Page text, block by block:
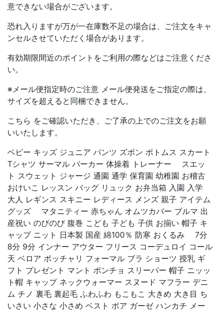
意できない場合がございます。
恐れ入りますが万が一在庫数不足の場合は、ご注文をキャ
ンセルさせていただく場合があります。
有効期限間近のポイントをご利用の際などはご注意くださ
い。
※メール便指定時のご注意 メール便発送をご指定の際は、
サイズを超えると同梱できません。
こちら をご確認いただき、ご了承の上でのご注文をお願
いいたします。
ベビー キッズ ジュニア パンツ ズボン ボトムス スカート
Tシャツ サーマル パーカー 体操着 トレーナー スエッ
ト スウェット ジャージ 通園 通学 保育園 幼稚園 お稽古
おけいこ レッスン バッグ リュック お弁当箱 入園 入学
大人 レギンス スキニー レディース メンズ 親子 アイテム
グッズ マタニティー 赤ちゃん オムツカバー ブルマ 出
産祝い のびのび 腹巻 こども 子ども 子供 お揃い 帽子 キ
ャップ ニット 日本製 国産 綿100％ 防寒 おくるみ 7分
8分 9分 インナー アウター フリース コーデュロイ コール
天 ベロア ポッチャリ フォーマル ブラ ショーツ 授乳 ギ
フト プレゼント マント ポンチョ スリーパー 帽子 ニッッ
ト帽 キャップ ネックウォーマー スヌード マフラー デニ
ム チノ 裏毛 裏起毛 ふわふわ もこもこ 大きめ 大き目 ち
いさい 小さな 小さめ ベスト ボア ガーゼ ハンカチ メー